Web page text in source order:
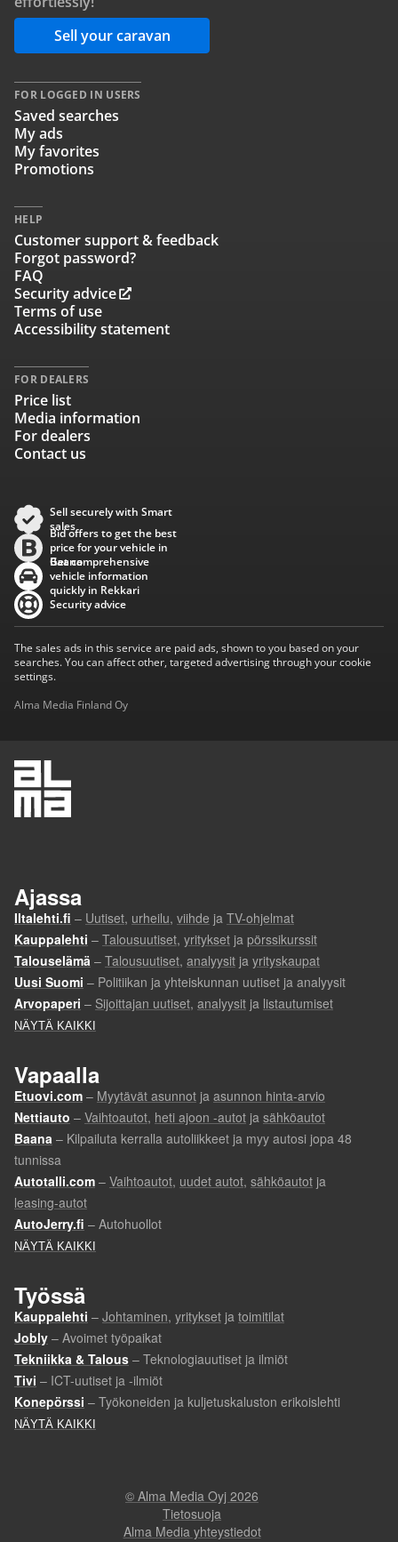
Sell your caravan
FOR LOGGED IN USERS
Saved searches
My ads
My favorites
Promotions
HELP
Customer support & feedback
Forgot password?
FAQ
Security advice
Terms of use
Accessibility statement
FOR DEALERS
Price list
Media information
For dealers
Contact us
Sell securely with Smart
sales
Bid offers to get the best
price for your vehicle in
Baana
Get comprehensive
vehicle information
quickly in Rekkari
Security advice
The sales ads in this service are paid ads, shown to you based on your
searches. You can affect other, targeted advertising through your cookie
settings.
Alma Media Finland Oy